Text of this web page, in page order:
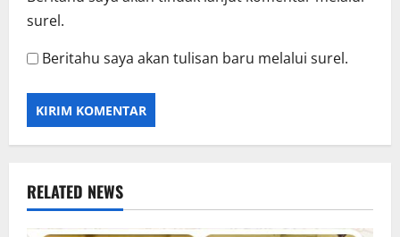
surel.
Beritahu saya akan tulisan baru melalui surel.
RELATED NEWS